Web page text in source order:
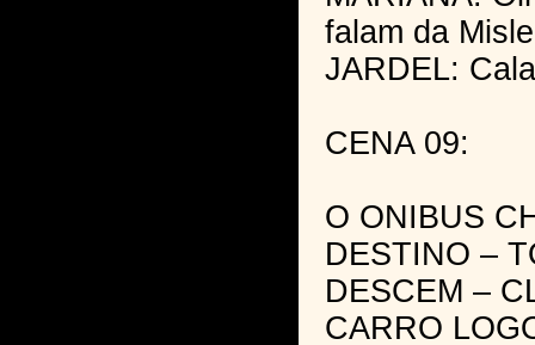
falam da
JARDEL:
CENA 09:
O ONIBUS
DESTINO –
DESCEM –
CARRO